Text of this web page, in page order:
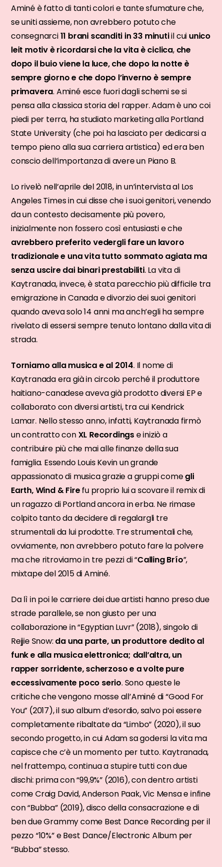
Aminé è fatto di tanti colori e tante sfumature che,
se uniti assieme, non avrebbero potuto che
consegnarci11 brani scanditi in 33 minutiil cui unico
leit motiv è ricordarsi che la vita è ciclica, che
dopo il buio viene la luce, che dopo la notte è
sempre giorno e che dopo l’inverno è sempre
primavera. Aminé esce fuori dagli schemi se si
pensa alla classica storia del rapper. Adam è uno coi
piedi per terra, ha studiato marketing alla Portland
State University (che poi ha lasciato per dedicarsi a
tempo pieno alla sua carriera artistica) ed era ben
conscio dell’importanza di avere un Piano B.
Lo rivelò nell’aprile del 2018, in un’intervista al Los
Angeles Times in cui disse che i suoi genitori, venendo
da un contesto decisamente più povero,
inizialmente non fossero così entusiasti e che
avrebbero preferito vedergli fare un lavoro
tradizionale e una vita tutto sommato agiata ma
senza uscire dai binari prestabiliti. La vita di
Kaytranada, invece, è stata parecchio più difficile tra
emigrazione in Canada e divorzio dei suoi genitori
quando aveva solo 14 anni ma anch’egli ha sempre
rivelato di essersi sempre tenuto lontano dalla vita di
strada.
Torniamo alla musica e al 2014. Il nome di
Kaytranada era già in circolo perché il produttore
haitiano-canadese aveva già prodotto diversi EP e
collaborato con diversi artisti, tra cui Kendrick
Lamar. Nello stesso anno, infatti, Kaytranada firmò
un contratto conXL Recordingse iniziò a
contribuire più che mai alle finanze della sua
famiglia. Essendo Louis Kevin un grande
appassionato di musica grazie a gruppi comegli
Earth, Wind & Firefu proprio lui a scovare il remix di
un ragazzo di Portland ancora in erba. Ne rimase
colpito tanto da decidere di regalargli tre
strumentali da lui prodotte. Tre strumentali che,
ovviamente, non avrebbero potuto fare la polvere
ma che ritroviamo in tre pezzi di “Calling Brío”,
mixtape del 2015 di Aminé.
Da lì in poi le carriere dei due artisti hanno preso due
strade parallele, se non giusto per una
collaborazione in “Egyptian Luvr” (2018), singolo di
Rejjie Snow: da una parte, un produttore dedito al
funk e alla musica elettronica; dall’altra, un
rapper sorridente, scherzoso e a volte pure
eccessivamente poco serio. Sono queste le
critiche che vengono mosse all’Aminé di “Good For
You” (2017), il suo album d’esordio, salvo poi essere
completamente ribaltate da “Limbo” (2020), il suo
secondo progetto, in cui Adam sa godersi la vita ma
capisce che c’è un momento per tutto. Kaytranada,
nel frattempo, continua a stupire tutti con due
dischi: prima con “99,9%” (2016), con dentro artisti
come Craig David, Anderson Paak, Vic Mensa e infine
con “Bubba” (2019), disco della consacrazione e di
ben due Grammy come Best Dance Recording per il
pezzo “10%” e Best Dance/Electronic Album per
“Bubba” stesso.